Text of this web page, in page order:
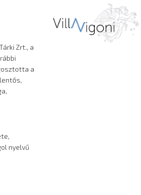
Zrt., a
a
nyelvű